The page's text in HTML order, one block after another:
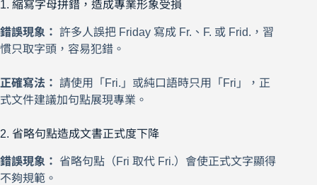
1. 縮寫字母拼錯，造成專業形象受損
錯誤現象： 許多人誤把 Friday 寫成 Fr.、F. 或 Frid.，習
慣只取字頭，容易犯錯。
正確寫法： 請使用「Fri.」或純口語時只用「Fri」，正
式文件建議加句點展現專業。
2. 省略句點造成文書正式度下降
錯誤現象： 省略句點（Fri 取代 Fri.）會使正式文字顯得
不夠規範。